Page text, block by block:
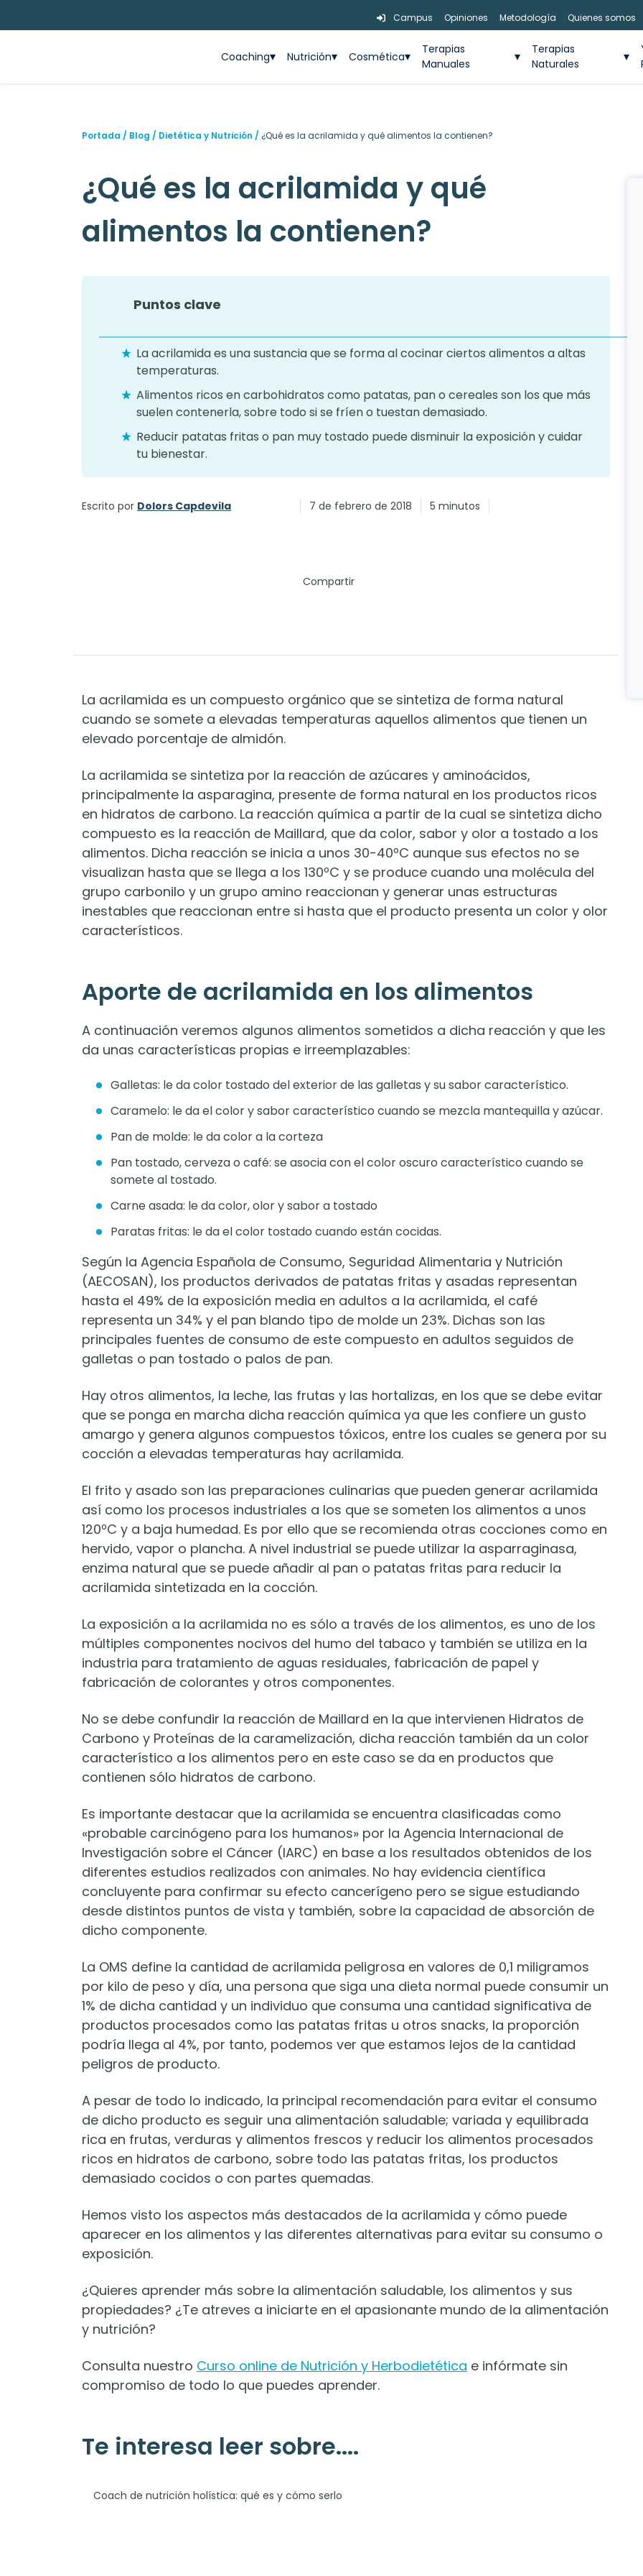
Campus Opiniones Metodología Quienes somos
Coaching Nutrición Cosmética
Terapias
Manuales
Terapias
Naturales
Portada / Blog / Dietética y Nutrición / ¿Qué es la acrilamida y qué alimentos la contienen?
¿Qué es la acrilamida y qué
alimentos la contienen?
Puntos clave
La acrilamida es una sustancia que se forma al cocinar ciertos alimentos a altas
temperaturas.
Alimentos ricos en carbohidratos como patatas, pan o cereales son los que más
suelen contenerla, sobre todo si se fríen o tuestan demasiado.
Reducir patatas fritas o pan muy tostado puede disminuir la exposición y cuidar
tu bienestar.
Escrito por Dolors Capdevila 7 de febrero de 2018 5 minutos
Compartir
La acrilamida es un compuesto orgánico que se sintetiza de forma natural
cuando se somete a elevadas temperaturas aquellos alimentos que tienen un
elevado porcentaje de almidón.
La acrilamida se sintetiza por la reacción de azúcares y aminoácidos,
principalmente la asparagina, presente de forma natural en los productos ricos
en hidratos de carbono. La reacción química a partir de la cual se sintetiza dicho
compuesto es la reacción de Maillard, que da color, sabor y olor a tostado a los
alimentos. Dicha reacción se inicia a unos 30-40ºC aunque sus efectos no se
visualizan hasta que se llega a los 130ºC y se produce cuando una molécula del
grupo carbonilo y un grupo amino reaccionan y generar unas estructuras
inestables que reaccionan entre si hasta que el producto presenta un color y olor
característicos.
Aporte de acrilamida en los alimentos
A continuación veremos algunos alimentos sometidos a dicha reacción y que les
da unas características propias e irreemplazables:
Galletas: le da color tostado del exterior de las galletas y su sabor característico.
Caramelo: le da el color y sabor característico cuando se mezcla mantequilla y azúcar.
Pan de molde: le da color a la corteza
Pan tostado, cerveza o café: se asocia con el color oscuro característico cuando se
somete al tostado.
Carne asada: le da color, olor y sabor a tostado
Paratas fritas: le da el color tostado cuando están cocidas.
Según la Agencia Española de Consumo, Seguridad Alimentaria y Nutrición
(AECOSAN), los productos derivados de patatas fritas y asadas representan
hasta el 49% de la exposición media en adultos a la acrilamida, el café
representa un 34% y el pan blando tipo de molde un 23%. Dichas son las
principales fuentes de consumo de este compuesto en adultos seguidos de
galletas o pan tostado o palos de pan.
Hay otros alimentos, la leche, las frutas y las hortalizas, en los que se debe evitar
que se ponga en marcha dicha reacción química ya que les confiere un gusto
amargo y genera algunos compuestos tóxicos, entre los cuales se genera por su
cocción a elevadas temperaturas hay acrilamida.
El frito y asado son las preparaciones culinarias que pueden generar acrilamida
así como los procesos industriales a los que se someten los alimentos a unos
120ºC y a baja humedad. Es por ello que se recomienda otras cocciones como en
hervido, vapor o plancha. A nivel industrial se puede utilizar la asparraginasa,
enzima natural que se puede añadir al pan o patatas fritas para reducir la
acrilamida sintetizada en la cocción.
La exposición a la acrilamida no es sólo a través de los alimentos, es uno de los
múltiples componentes nocivos del humo del tabaco y también se utiliza en la
industria para tratamiento de aguas residuales, fabricación de papel y
fabricación de colorantes y otros componentes.
No se debe confundir la reacción de Maillard en la que intervienen Hidratos de
Carbono y Proteínas de la caramelización, dicha reacción también da un color
característico a los alimentos pero en este caso se da en productos que
contienen sólo hidratos de carbono.
Es importante destacar que la acrilamida se encuentra clasificadas como
«probable carcinógeno para los humanos» por la Agencia Internacional de
Investigación sobre el Cáncer (IARC) en base a los resultados obtenidos de los
diferentes estudios realizados con animales. No hay evidencia científica
concluyente para confirmar su efecto cancerígeno pero se sigue estudiando
desde distintos puntos de vista y también, sobre la capacidad de absorción de
dicho componente.
La OMS define la cantidad de acrilamida peligrosa en valores de 0,1 miligramos
por kilo de peso y día, una persona que siga una dieta normal puede consumir un
1% de dicha cantidad y un individuo que consuma una cantidad significativa de
productos procesados como las patatas fritas u otros snacks, la proporción
podría llega al 4%, por tanto, podemos ver que estamos lejos de la cantidad
peligros de producto.
A pesar de todo lo indicado, la principal recomendación para evitar el consumo
de dicho producto es seguir una alimentación saludable; variada y equilibrada
rica en frutas, verduras y alimentos frescos y reducir los alimentos procesados
ricos en hidratos de carbono, sobre todo las patatas fritas, los productos
demasiado cocidos o con partes quemadas.
Hemos visto los aspectos más destacados de la acrilamida y cómo puede
aparecer en los alimentos y las diferentes alternativas para evitar su consumo o
exposición.
¿Quieres aprender más sobre la alimentación saludable, los alimentos y sus
propiedades? ¿Te atreves a iniciarte en el apasionante mundo de la alimentación
y nutrición?
Consulta nuestro Curso online de Nutrición y Herbodietética e infórmate sin
compromiso de todo lo que puedes aprender.
Te interesa leer sobre....
Coach de nutrición holística: qué es y cómo serlo